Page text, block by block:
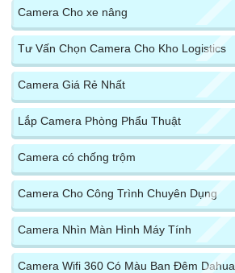
Camera Cho xe nâng
Tư Vấn Chọn Camera Cho Kho Logistics
Camera Giá Rẻ Nhất
Lắp Camera Phòng Phẩu Thuật
Camera có chống trộm
Camera Cho Công Trình Chuyên Dụng
Camera Nhìn Màn Hình Máy Tính
Camera Wifi 360 Có Màu Ban Đêm Dahua